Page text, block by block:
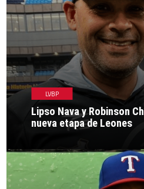
LVBP
Lipso Nava y Robinson
nueva etapa de Leones